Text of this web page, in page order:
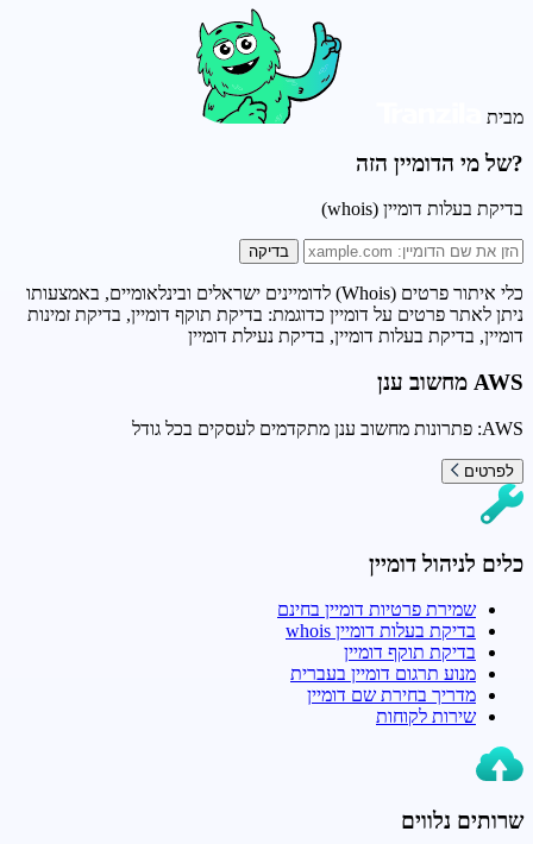
מבית
?של מי הדומיין הזה
בדיקת בעלות דומיין (whois)
בדיקה
כלי איתור פרטים (Whois) לדומיינים ישראלים ובינלאומיים, באמצעותו
ניתן לאתר פרטים על דומיין כדוגמת: בדיקת תוקף דומיין, בדיקת זמינות
דומיין, בדיקת בעלות דומיין, בדיקת נעילת דומיין
AWS מחשוב ענן
AWS: פתרונות מחשוב ענן מתקדמים לעסקים בכל גודל
לפרטים
כלים לניהול דומיין
שמירת פרטיות דומיין בחינם
בדיקת בעלות דומיין whois
בדיקת תוקף דומיין
מנוע תרגום דומיין בעברית
מדריך בחירת שם דומיין
שירות לקוחות
שרותים נלווים